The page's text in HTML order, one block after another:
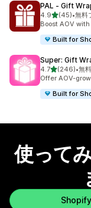
PAL ‑ Gift
4.95つ星中
(45)
合計レビュー数
•無料
Boost AOV
Built for
Super: Gift
4.75つ星中
(246)
合計レビュー数
•無
Offer AOV-
Built for
使って